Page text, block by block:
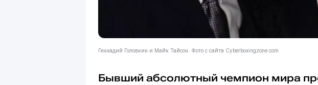
Геннадий Головкин и Майк Тайсон. Фото с сайта Сyberboxingzone.com
Бывший абсолютный чемпион мира